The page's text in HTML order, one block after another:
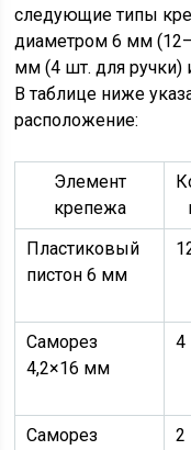
следующие типы
диаметром 6 мм
мм (4 шт. для ручки)
В таблице ниже
расположение:
Элемент
крепежа
Пластиковый
пистон 6 мм
Саморез
4,2×16 мм
4
Саморез
2